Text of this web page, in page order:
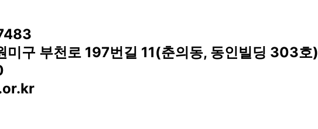
미구 부천로 197번길 11(춘의동, 동인빌딩 303호)